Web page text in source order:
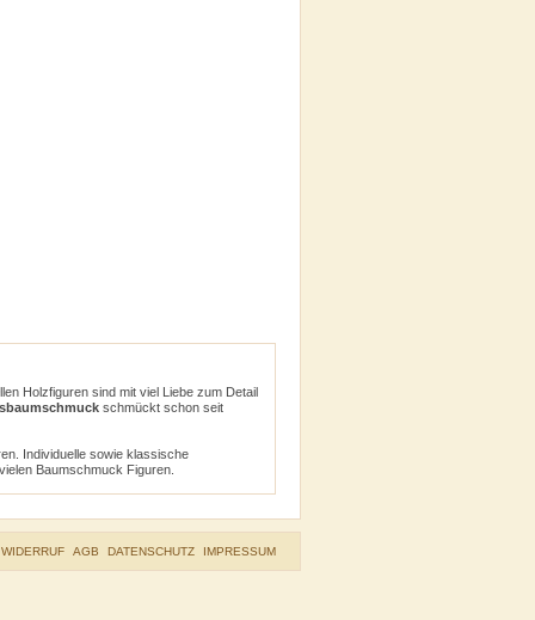
Holzfiguren sind mit viel Liebe zum Detail
schmückt schon seit
Individuelle sowie klassische
Baumschmuck Figuren.
WIDERRUF AGB DATENSCHUTZ IMPRESSUM